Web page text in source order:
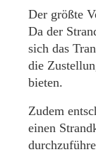
Der größte
Da der
sich das
die
bieten.
Zudem
einen